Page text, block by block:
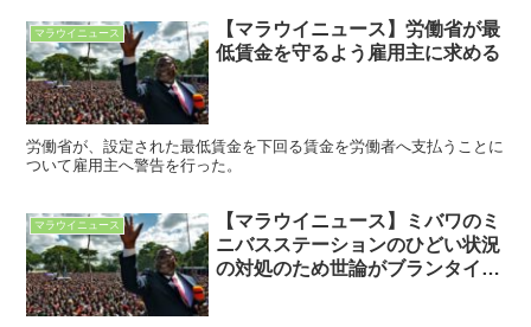
マラウイニュース
【マラウイニュース】労働省が最
低賃金を守るよう雇用主に求める
労働省が、設定された最低賃金を下回る賃金を労働者へ支払うことに
ついて雇用主へ警告を行った。
マラウイニュース
【マラウイニュース】ミバワのミ
ニバスステーションのひどい状況
の対処のため世論がブランタイヤ